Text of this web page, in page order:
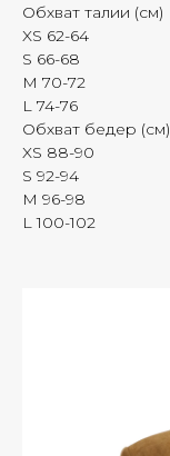
Обхват талии (см)
XS 62-64
S 66-68
M 70-72
L 74-76
Обхват бедер (см)
XS 88-90
S 92-94
M 96-98
L 100-102